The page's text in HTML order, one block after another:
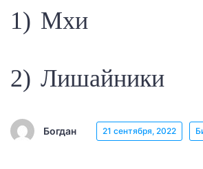
1) Мхи
2) Лишайники
Богдан 21 сентября, 2022